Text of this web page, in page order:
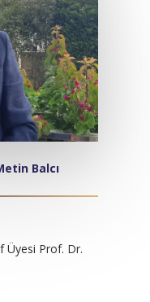
Balcı
Üyesi Prof. Dr.